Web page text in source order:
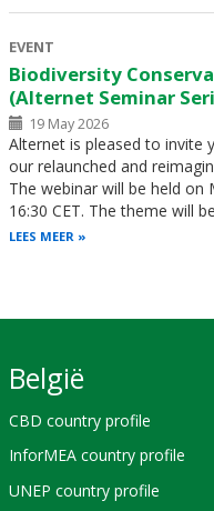
EVENT
Biodiversity
(Alternet Seminar
19 May 2026
Alternet is pleased to invite
our relaunched and
The webinar will be held on
16:30 CET. The theme will
LEES MEER
België
CBD country profile
InforMEA country profile
UNEP country profile